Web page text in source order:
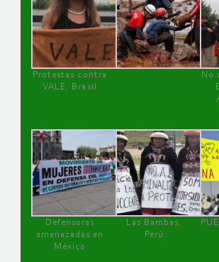
Protestas contra
VALE, Brasil
No
Defensoras
amenazadas en
México
Las Bambas,
Perú